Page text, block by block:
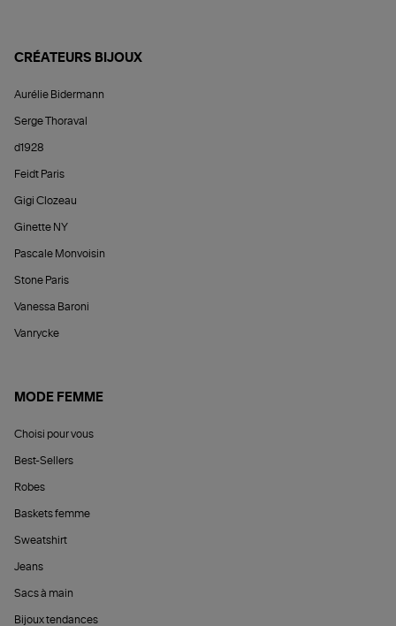
CRÉATEURS BIJOUX
Aurélie Bidermann
Serge Thoraval
d1928
Feidt Paris
Gigi Clozeau
Ginette NY
Pascale Monvoisin
Stone Paris
Vanessa Baroni
Vanrycke
MODE FEMME
Choisi pour vous
Best-Sellers
Robes
Baskets femme
Sweatshirt
Jeans
Sacs à main
Bijoux tendances